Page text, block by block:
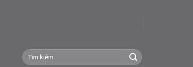
Tìm
kiếm: